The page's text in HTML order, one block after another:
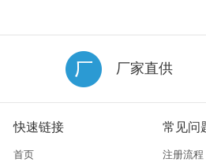
厂家直供
快速链接
首页
常见问
注册流程